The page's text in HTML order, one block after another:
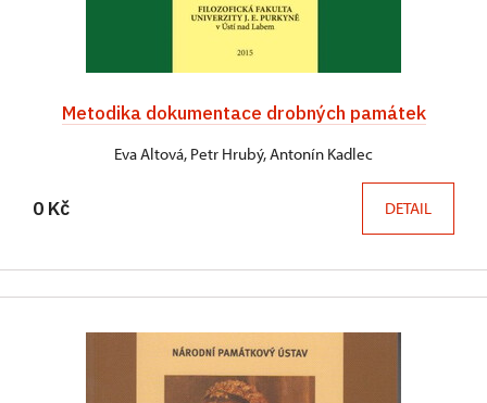
Metodika dokumentace drobných památek
Eva Altová, Petr Hrubý, Antonín Kadlec
0 Kč DETAIL